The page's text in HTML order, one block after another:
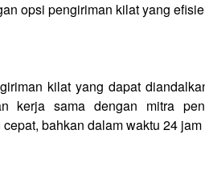
opsi pengiriman kilat yang
kilat yang dapat
kerja sama dengan mitra
bahkan dalam waktu 24